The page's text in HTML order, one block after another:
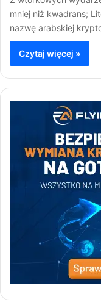
mniej niż kwadrans;
nazwę arabskiej
Czytaj więcej »